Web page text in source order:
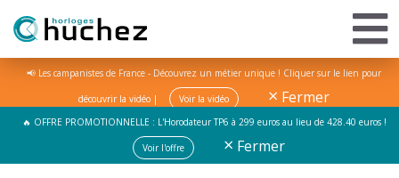
📢 Les campanistes de France - Découvrez un métier unique ! Cliquer sur le lien pour
découvrir la vidéo | Voir la vidéo × Fermer
🔥 OFFRE PROMOTIONNELLE : L'Horodateur TP6 à 299 euros au lieu de 428.40 euros !
Voir l'offre × Fermer